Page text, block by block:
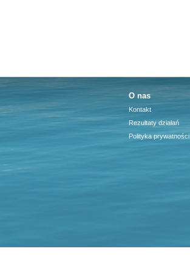
O nas
Kontakt
Rezultaty działań
Polityka prywatności